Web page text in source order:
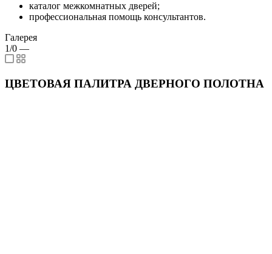
каталог межкомнатных дверей;
профессиональная помощь консультантов.
Галерея
1/0 —
ЦВЕТОВАЯ ПАЛИТРА ДВЕРНОГО ПОЛОТНА